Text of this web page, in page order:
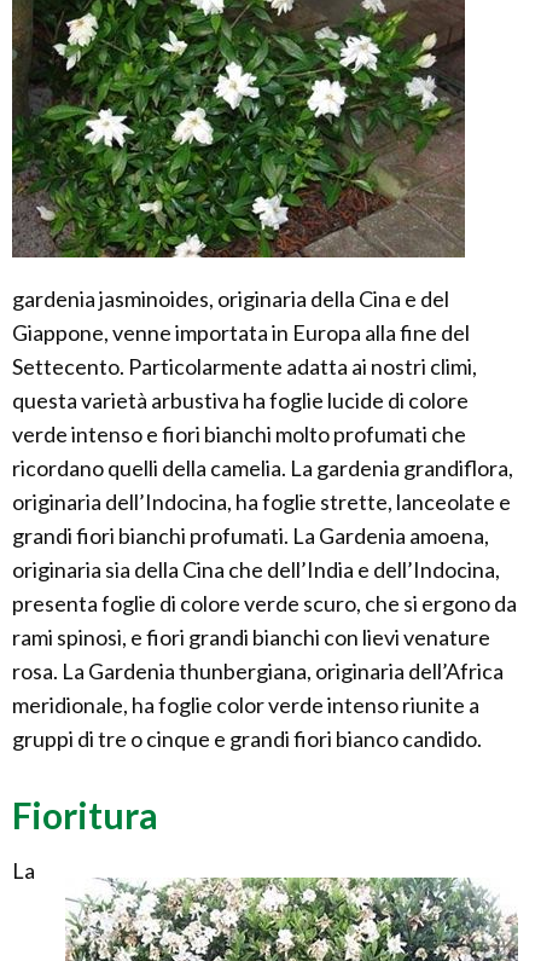
gardenia jasminoides, originaria della Cina e del
Giappone, venne importata in Europa alla fine del
Settecento. Particolarmente adatta ai nostri climi,
questa varietà arbustiva ha foglie lucide di colore
verde intenso e fiori bianchi molto profumati che
ricordano quelli della camelia. La gardenia grandiflora,
originaria dell’Indocina, ha foglie strette, lanceolate e
grandi fiori bianchi profumati. La Gardenia amoena,
originaria sia della Cina che dell’India e dell’Indocina,
presenta foglie di colore verde scuro, che si ergono da
rami spinosi, e fiori grandi bianchi con lievi venature
rosa. La Gardenia thunbergiana, originaria dell’Africa
meridionale, ha foglie color verde intenso riunite a
gruppi di tre o cinque e grandi fiori bianco candido.
Fioritura
La